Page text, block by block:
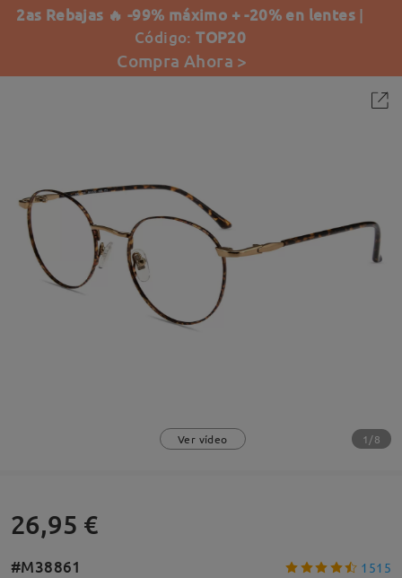
2as Rebajas 🔥 -99% máximo + -20% en lentes |
Código:TOP20
Compra Ahora >
Ver vídeo 1/8
26,95 €
#M38861 1515